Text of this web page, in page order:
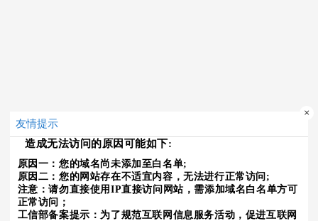
友情提示
×
造成无法访问的原因可能如下:
原因一：您的域名尚未添加至白名单;
原因二：您的网站存在不适宜内容，无法进行正常访问;
注意：请勿直接使用IP直接访问网站，需添加域名白名单方可
正常访问；
工信部备案提示：为了规范互联网信息服务活动，促进互联网